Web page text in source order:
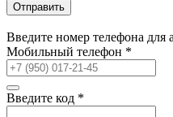
Отправить
Введите номер телефона для
Мобильный телефон *
Введите код *